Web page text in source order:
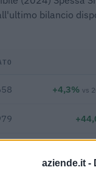
aziende.it -
bilancio
+4,3% vs